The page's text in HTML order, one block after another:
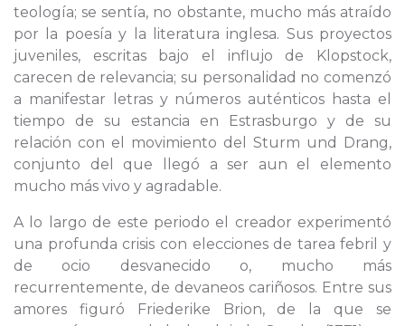
teología; se sentía, no obstante, mucho más atraído
por la poesía y la literatura inglesa. Sus proyectos
juveniles, escritas bajo el influjo de Klopstock,
carecen de relevancia; su personalidad no comenzó
a manifestar letras y números auténticos hasta el
tiempo de su estancia en Estrasburgo y de su
relación con el movimiento del Sturm und Drang,
conjunto del que llegó a ser aun el elemento
mucho más vivo y agradable.
A lo largo de este periodo el creador experimentó
una profunda crisis con elecciones de tarea febril y
de ocio desvanecido o, mucho más
recurrentemente, de devaneos cariñosos. Entre sus
amores figuró Friederike Brion, de la que se